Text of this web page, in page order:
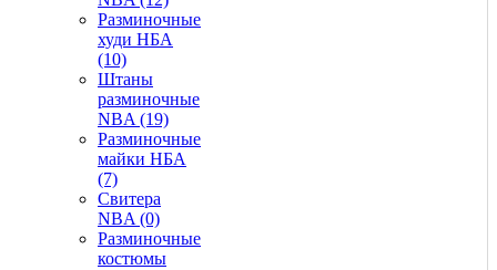
Разминочные
худи НБА
(10)
Штаны
разминочные
NBA (19)
Разминочные
майки НБА
(7)
Свитера
NBA (0)
Разминочные
костюмы